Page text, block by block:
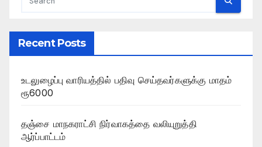
Recent Posts
உடலுழைப்பு வாரியத்தில் பதிவு செய்தவர்களுக்கு மாதம்
ரூ6000
தஞ்சை மாநகராட்சி நிர்வாகத்தை வலியுறுத்தி
ஆர்ப்பாட்டம்